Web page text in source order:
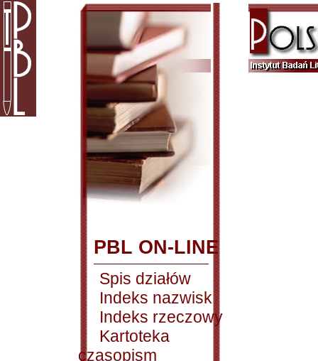
PBL ON-LINE
Spis działów
Indeks nazwisk
Indeks rzeczowy
Kartoteka
czasopism